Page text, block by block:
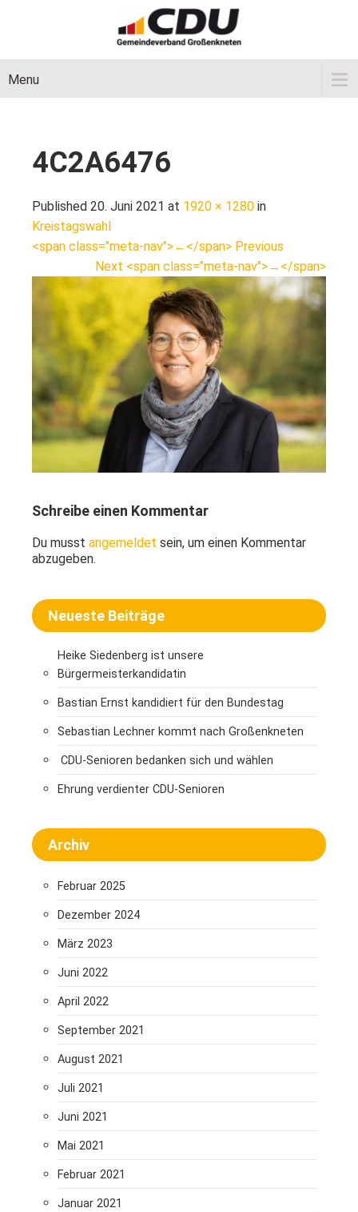
Menu
4C2A6476
Published 20. Juni 2021 at 1920 × 1280 in
Kreistagswahl
<span class="meta-nav">←</span> Previous
Next <span class="meta-nav">→</span>
Schreibe einen Kommentar
Du musst angemeldet sein, um einen Kommentar
abzugeben.
Neueste Beiträge
Heike Siedenberg ist unsere
Bürgermeisterkandidatin
Bastian Ernst kandidiert für den Bundestag
Sebastian Lechner kommt nach Großenkneten
CDU-Senioren bedanken sich und wählen
Ehrung verdienter CDU-Senioren
Archiv
Februar 2025
Dezember 2024
März 2023
Juni 2022
April 2022
September 2021
August 2021
Juli 2021
Juni 2021
Mai 2021
Februar 2021
Januar 2021